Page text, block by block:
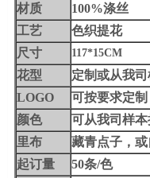
材质
100%涤丝
工艺
色织提花
尺寸
117*15CM
花型
定制或从我
LOGO
可按要求定制
颜色
可从我司样
里布
藏青点子，
起订量
50条/色